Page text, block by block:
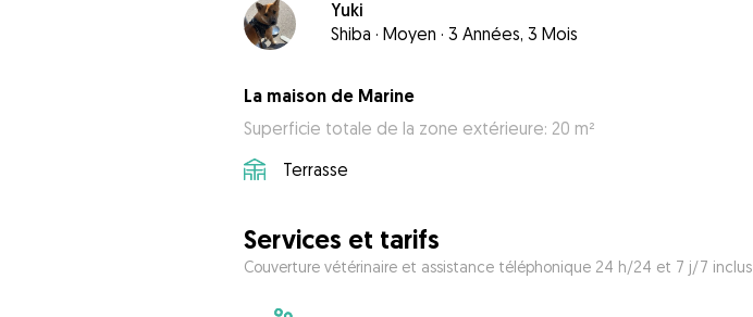
Yuki
Shiba · Moyen · 3 Années, 3 Mois
La maison de Marine
Superficie totale de la zone extérieure: 20 m²
Terrasse
Services et tarifs
Couverture vétérinaire et assistance téléphonique 24 h/24 et 7 j/7 inclus